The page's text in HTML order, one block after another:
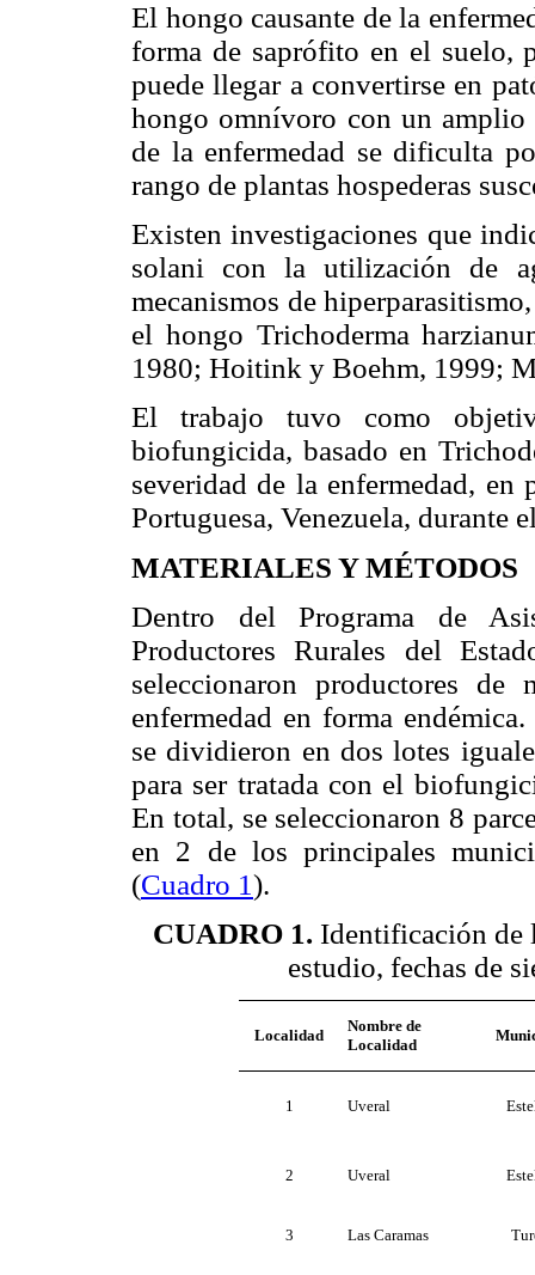
El hongo causante de la
forma de saprófito en el suelo,
puede llegar a convertirse en
hongo omnívoro con un
de la enfermedad se dificulta
rango de plantas hospederas
Existen investigaciones que
solani con la utilización de
mecanismos de
el hongo Trichoderma
1980; Hoitink y Boehm, 1999;
El trabajo tuvo como
biofungicida, basado en
severidad de la enfermedad, en
Portuguesa, Venezuela, durante
MATERIALES Y MÉTODOS
Dentro del Programa de
Productores Rurales del
seleccionaron productores
enfermedad en forma
se dividieron en dos lotes
para ser tratada con el
En total, se seleccio­naron 8
en 2 de los principales
(Cuadro 1).
CUADRO 1. Identificación de
estudio, fechas de
Localidad
Nombre de
Localidad
1 Uveral
2 Uveral
3 Las Caramas